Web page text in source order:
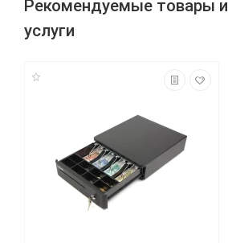
Рекомендуемые товары и
услуги